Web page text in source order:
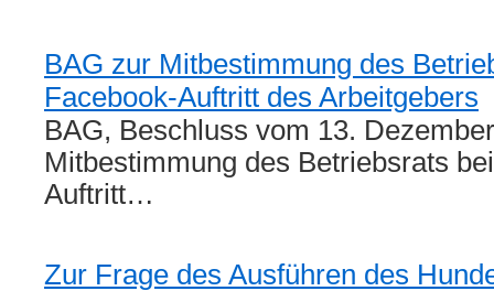
BAG zur Mitbestimmung des
Facebook-Auftritt des Arbeitgebers
BAG, Beschluss vom 13.
Mitbestimmung des Betriebsrats
Auftritt…
Zur Frage des Ausführen des